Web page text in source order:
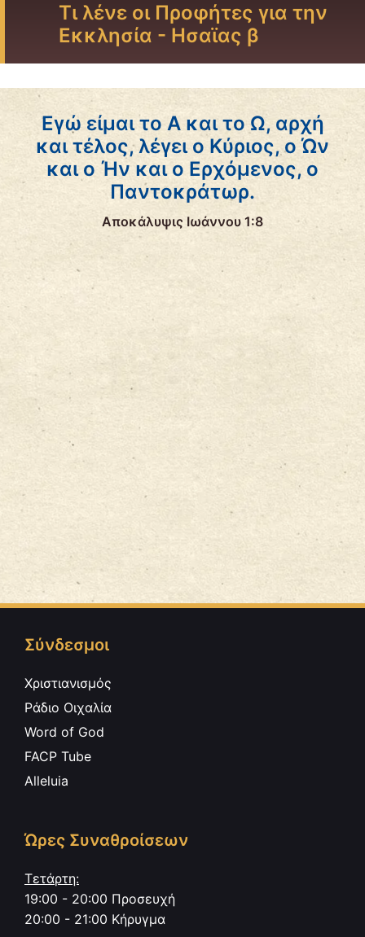
Τι λένε οι Προφήτες για την
Εκκλησία - Ησαϊας β
Εγώ είμαι το Α και το Ω, αρχή
και τέλος, λέγει ο Κύριος, ο Ών
και ο Ήν και ο Ερχόμενος, ο
Παντοκράτωρ.
Αποκάλυψις Ιωάννου 1:8
Σύνδεσμοι
Χριστιανισμός
Ράδιο Οιχαλία
Word of God
FACP Tube
Alleluia
Ώρες Συναθροίσεων
Τετάρτη:
19:00 - 20:00 Προσευχή
20:00 - 21:00 Κήρυγμα